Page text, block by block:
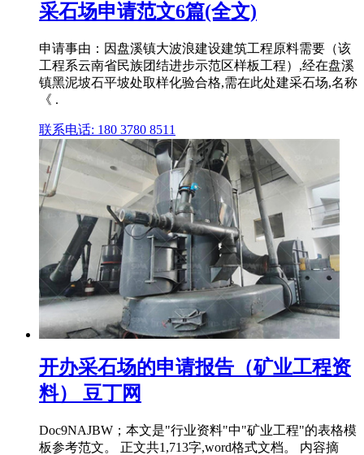
采石场申请范文6篇(全文)
申请事由：因盘溪镇大波浪建设建筑工程原料需要（该
工程系云南省民族团结进步示范区样板工程）,经在盘溪
镇黑泥坡石平坡处取样化验合格,需在此处建采石场,名称
《 .
联系电话: 180 3780 8511
开办采石场的申请报告（矿业工程资
料） 豆丁网
Doc9NAJBW；本文是"行业资料"中"矿业工程"的表格模
板参考范文。 正文共1,713字,word格式文档。 内容摘